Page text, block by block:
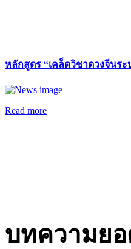
หลักสูตร “เคล็ดวิชาดวงจีนระ
Read more
บทความย